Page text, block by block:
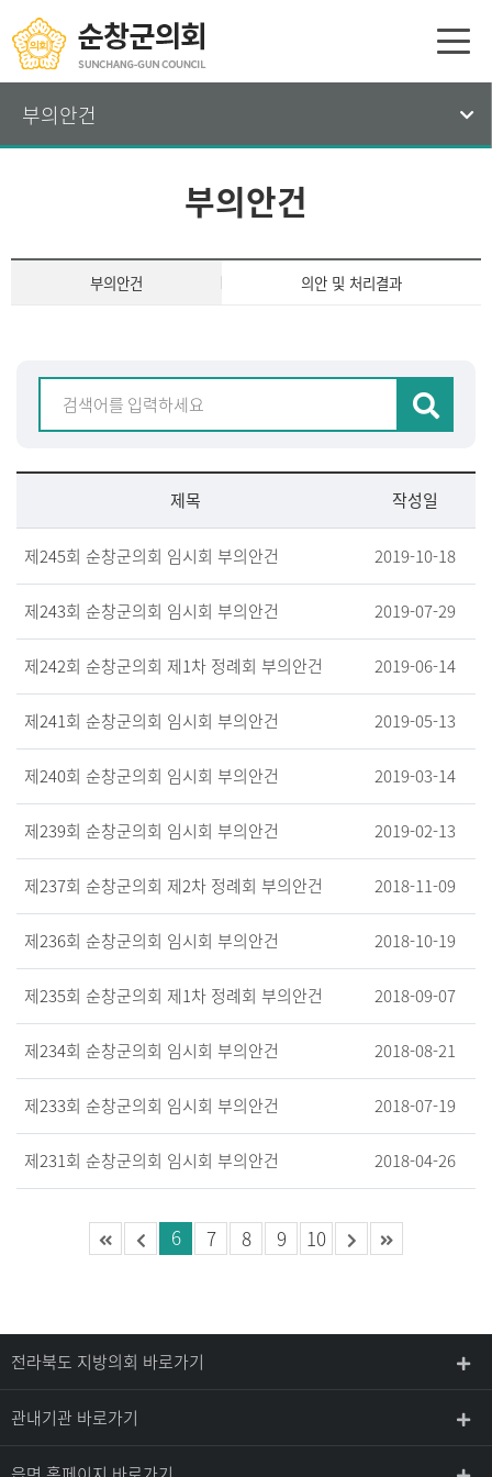
부의안건
부의안건
부의안건 의안 및 처리결과
제목 작성일
제245회 순창군의회 임시회 부의안건 2019-10-18
제243회 순창군의회 임시회 부의안건 2019-07-29
제242회 순창군의회 제1차 정례회 부의안건 2019-06-14
제241회 순창군의회 임시회 부의안건 2019-05-13
제240회 순창군의회 임시회 부의안건 2019-03-14
제239회 순창군의회 임시회 부의안건 2019-02-13
제237회 순창군의회 제2차 정례회 부의안건 2018-11-09
제236회 순창군의회 임시회 부의안건 2018-10-19
제235회 순창군의회 제1차 정례회 부의안건 2018-09-07
제234회 순창군의회 임시회 부의안건 2018-08-21
제233회 순창군의회 임시회 부의안건 2018-07-19
제231회 순창군의회 임시회 부의안건 2018-04-26
6 7 8 9 10
전라북도 지방의회 바로가기
관내기관 바로가기